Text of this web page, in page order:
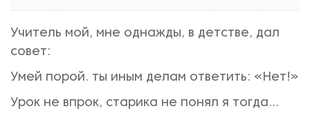
Учитель мой, мне однажды, в детстве, дал
совет:
Умей порой. ты иным делам ответить: «Нет!»
Урок не впрок, старика не понял я тогда...